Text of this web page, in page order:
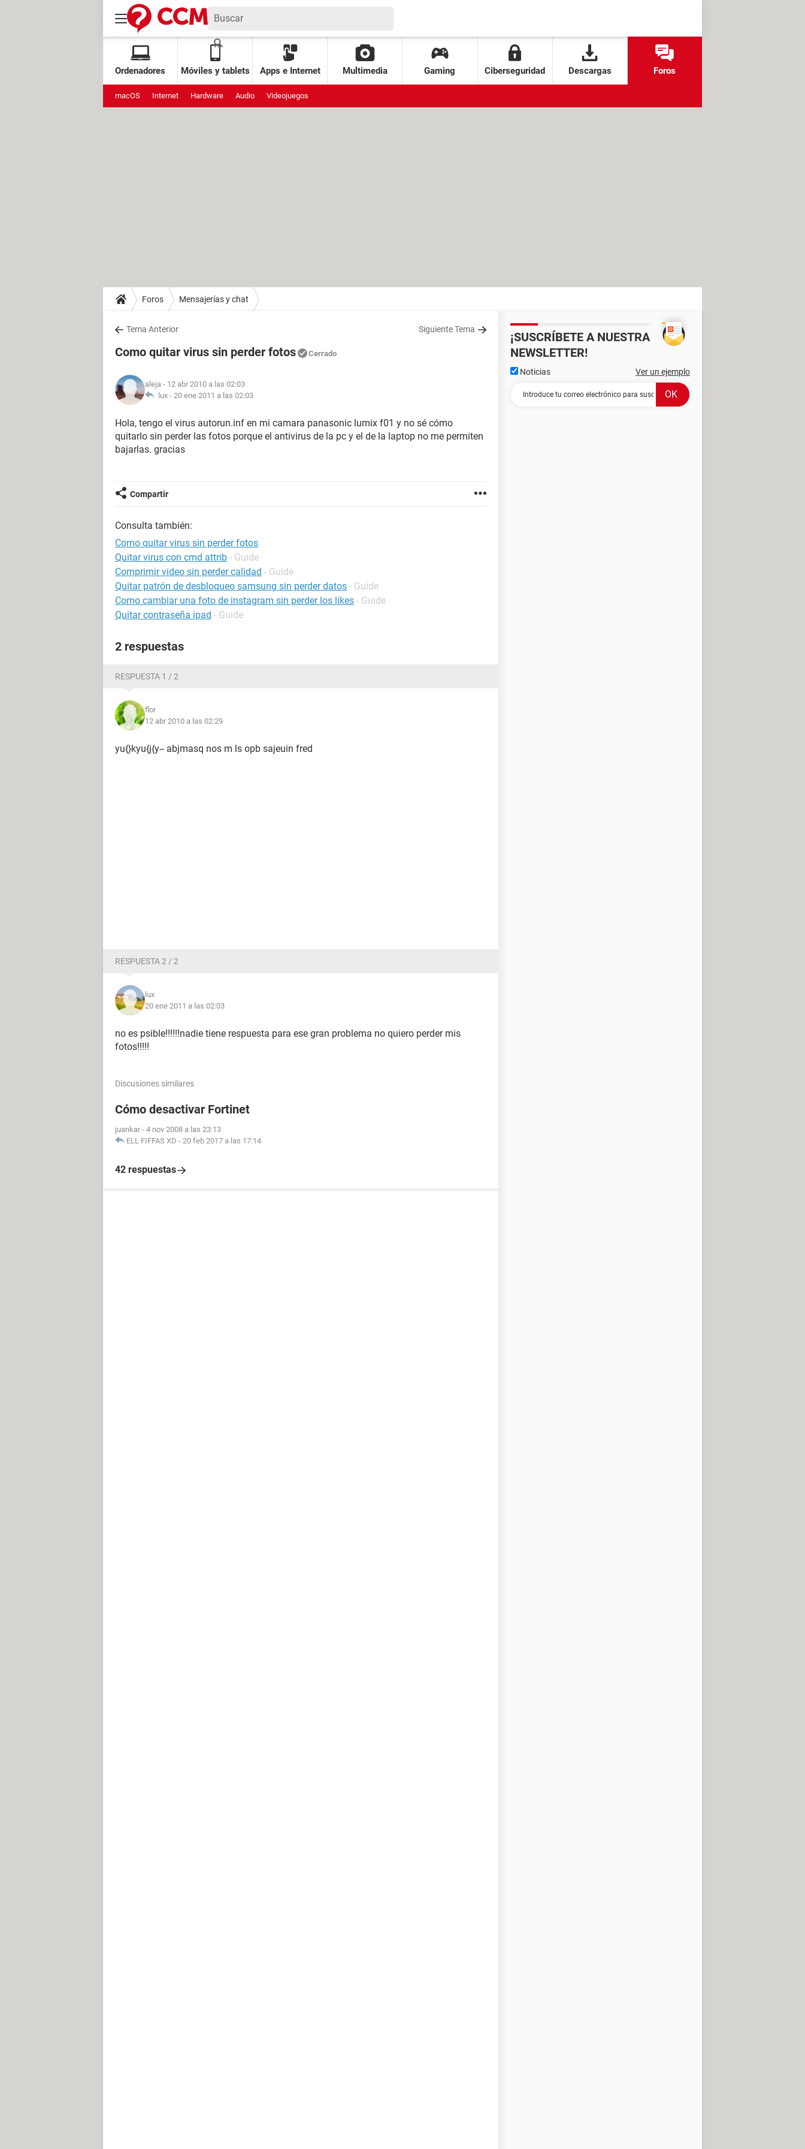
Ordenadores Móviles y tablets Apps e Internet Multimedia Gaming Ciberseguridad Descargas Foros
macOS Internet Hardware Audio Videojuegos
Foros Mensajerías y chat
Tema Anterior Siguiente Tema
Como quitar virus sin perder fotos Cerrado
aleja - 12 abr 2010 a las 02:03
lux - 20 ene 2011 a las 02:03
Hola, tengo el virus autorun.inf en mi camara panasonic lumix f01 y no sé cómo
quitarlo sin perder las fotos porque el antivirus de la pc y el de la laptop no me permiten
bajarlas. gracias
Compartir
Consulta también:
Como quitar virus sin perder fotos
Quitar virus con cmd attrib - Guide
Comprimir video sin perder calidad - Guide
Quitar patrón de desbloqueo samsung sin perder datos - Guide
Como cambiar una foto de instagram sin perder los likes - Guide
Quitar contraseña ipad - Guide
2 respuestas
RESPUESTA 1 / 2
flor
12 abr 2010 a las 02:29
yu{}kyu{j{y-- abjmasq nos m ls opb sajeuin fred
RESPUESTA 2 / 2
lux
20 ene 2011 a las 02:03
no es psible!!!!!!nadie tiene respuesta para ese gran problema no quiero perder mis
fotos!!!!!
Discusiones similares
Cómo desactivar Fortinet
juankar - 4 nov 2008 a las 23:13
ELL FIFFAS XD - 20 feb 2017 a las 17:14
42 respuestas
¡SUSCRÍBETE A NUESTRA
NEWSLETTER!
Noticias Ver un ejemplo